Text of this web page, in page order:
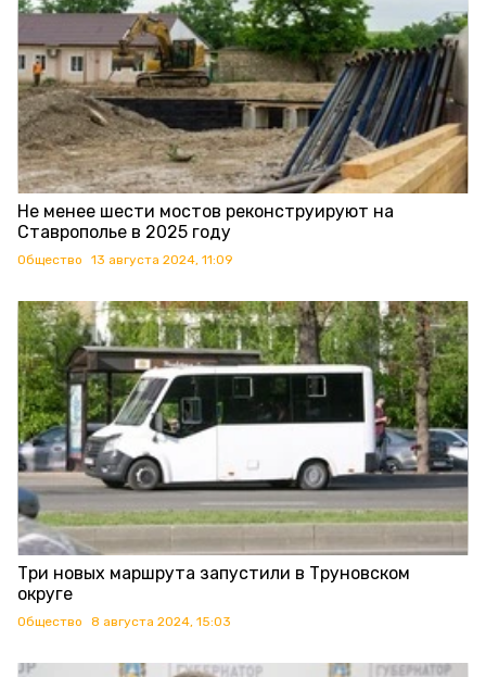
Не менее шести мостов реконструируют на
Ставрополье в 2025 году
Общество 13 августа 2024, 11:09
Три новых маршрута запустили в Труновском
округе
Общество 8 августа 2024, 15:03